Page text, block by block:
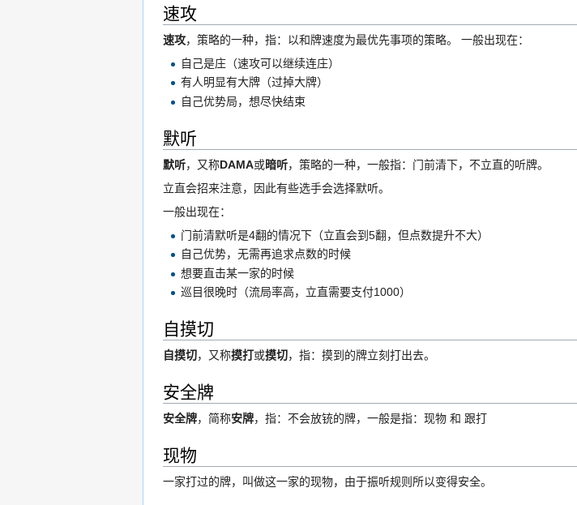
速攻
速攻，策略的一种，指：以和牌速度为最优先事项的策略。 一般出现在：
自己是庄（速攻可以继续连庄）
有人明显有大牌（过掉大牌）
自己优势局，想尽快结束
默听
默听，又称DAMA或暗听，策略的一种，一般指：门前清下，不立直的听牌。
立直会招来注意，因此有些选手会选择默听。
一般出现在：
门前清默听是4翻的情况下（立直会到5翻，但点数提升不大）
自己优势，无需再追求点数的时候
想要直击某一家的时候
巡目很晚时（流局率高，立直需要支付1000）
自摸切
自摸切，又称摸打或摸切，指：摸到的牌立刻打出去。
安全牌
安全牌，简称安牌，指：不会放铳的牌，一般是指：现物 和 跟打
现物
一家打过的牌，叫做这一家的现物，由于振听规则所以变得安全。